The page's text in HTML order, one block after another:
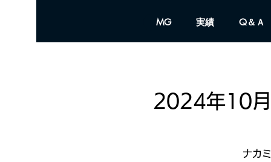
MG 実績 Q＆Ａ
2024年10
ナカ